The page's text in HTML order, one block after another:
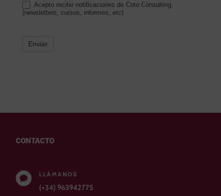
Acepto recibir notificaciones de Coto Consulting.
(newsletters, cursos, informes, etc)
Enviar
CONTACTO

LLÁMANOS
(+34) 963942775